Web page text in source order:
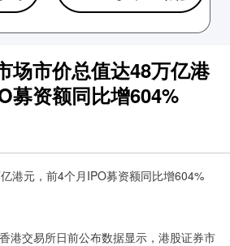
场市价总值达48万亿港
募资额同比增604%
港元，前4个月IPO募资额同比增604%
港交易所日前公布数据显示，港股证券市